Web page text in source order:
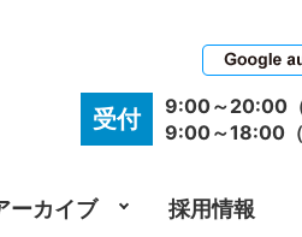
受付
9:00～20:00（
9:00～18:00（
ーカイブ 採用情報